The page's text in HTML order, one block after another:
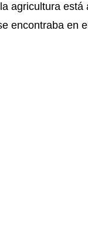
agricultura
encontraba en